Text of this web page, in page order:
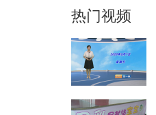
热门视频